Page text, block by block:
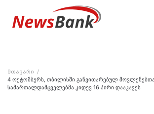
მთავარი /
4 ოქტომბერს, თბილისში განვითარებულ
სამართალდამცველებმა კიდევ 16 პირი დააკავეს